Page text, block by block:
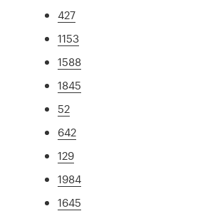
427
1153
1588
1845
52
642
129
1984
1645